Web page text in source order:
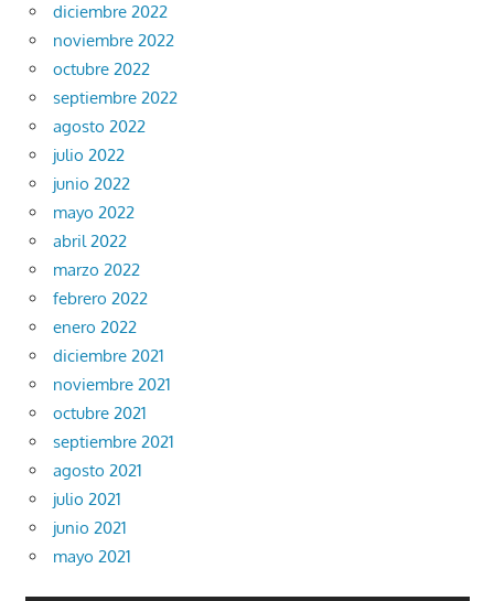
diciembre 2022
noviembre 2022
octubre 2022
septiembre 2022
agosto 2022
julio 2022
junio 2022
mayo 2022
abril 2022
marzo 2022
febrero 2022
enero 2022
diciembre 2021
noviembre 2021
octubre 2021
septiembre 2021
agosto 2021
julio 2021
junio 2021
mayo 2021